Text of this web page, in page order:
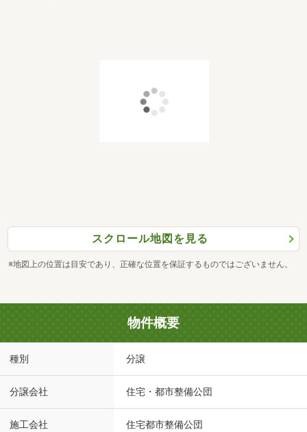
スクロール地図を見る
※地図上の位置は目安であり、正確な位置を保証するものではございません。
物件概要
種別 分譲
分譲会社 住宅・都市整備公団
施工会社 住宅都市整備公団